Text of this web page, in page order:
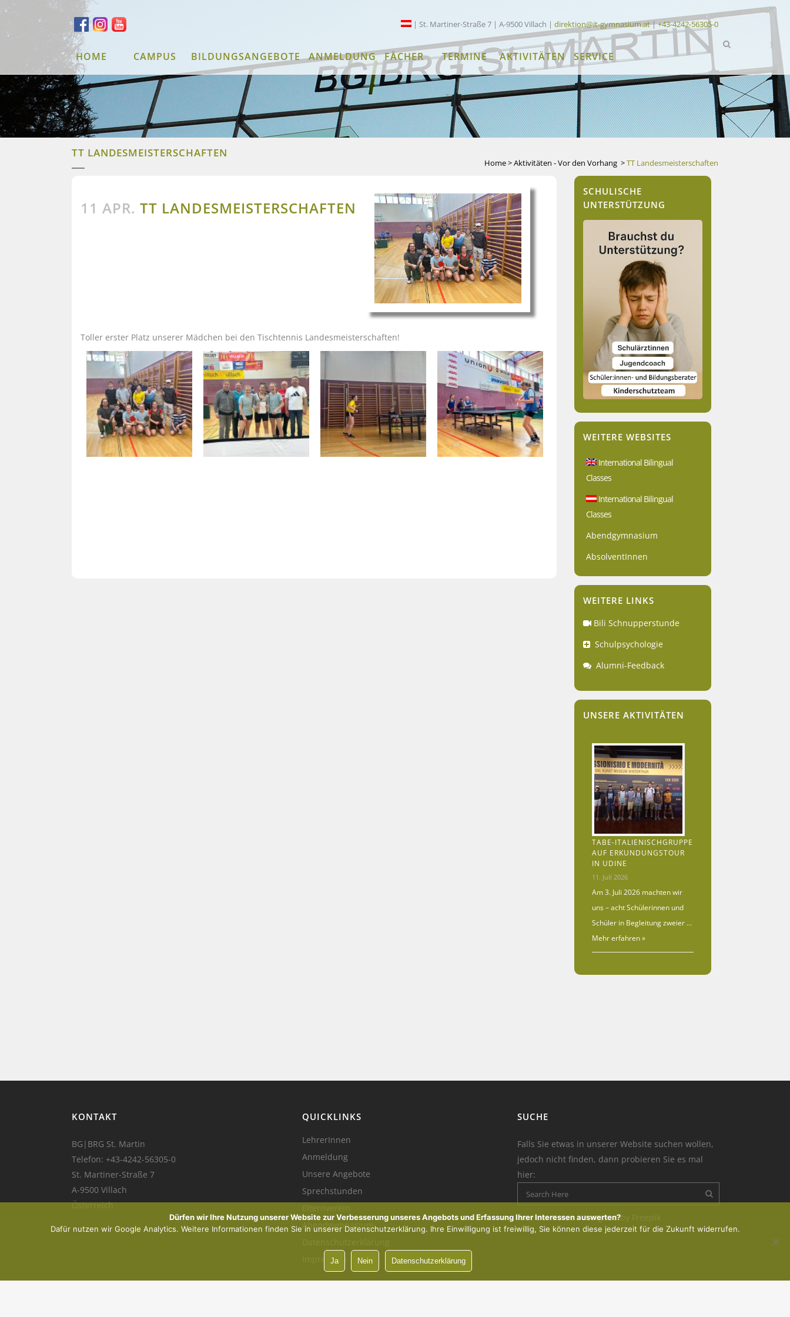
| St. Martiner-Straße 7 | A-9500 Villach | direktion@it-gymnasium.at|+43-4242-56305-0
HOME CAMPUS BILDUNGSANGEBOTE ANMELDUNG FÄCHER TERMINE AKTIVITÄTEN SERVICE
TT LANDESMEISTERSCHAFTEN
Home>Aktivitäten - Vor den Vorhang >TT Landesmeisterschaften
11 APR. TT LANDESMEISTERSCHAFTEN
Toller erster Platz unserer Mädchen bei den Tischtennis Landesmeisterschaften!
SCHULISCHE
UNTERSTÜTZUNG
WEITERE WEBSITES
International Bilingual
Classes
International Bilingual
Classes
Abendgymnasium
AbsolventInnen
WEITERE LINKS
Bili Schnupperstunde
Schulpsychologie
Alumni-Feedback
UNSERE AKTIVITÄTEN
TABE-ITALIENISCHGRUPPE
AUF ERKUNDUNGSTOUR
IN UDINE
11. Juli 2026
Am 3. Juli 2026 machten wir
uns – acht Schülerinnen und
Schüler in Begleitung zweier …
Mehr erfahren »
KONTAKT
BG|BRG St. Martin
Telefon: +43-4242-56305-0
St. Martiner-Straße 7
A-9500 Villach
Österreich
QUICKLINKS
LehrerInnen
Anmeldung
Unsere Angebote
Sprechstunden
Abendgymnasium
Impressum
SUCHE
Falls Sie etwas in unserer Website suchen wollen,
jedoch nicht finden, dann probieren Sie es mal
hier:
Ikon der Kerze : designed by Freepik
Dürfen wir Ihre Nutzung unserer Website zur Verbesserung unseres Angebots und Erfassung Ihrer Interessen auswerten?
Dafür nutzen wir Google Analytics. Weitere Informationen finden Sie in unserer Datenschutzerklärung. Ihre Einwilligung ist freiwillig, Sie können diese jederzeit für die Zukunft widerrufen.
Ja Nein Datenschutzerklärung